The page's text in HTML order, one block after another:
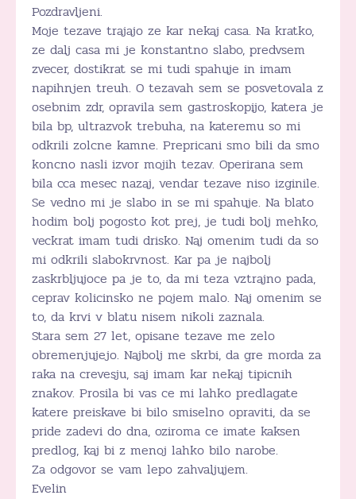
Pozdravljeni.
Moje tezave trajajo ze kar nekaj casa. Na kratko,
ze dalj casa mi je konstantno slabo, predvsem
zvecer, dostikrat se mi tudi spahuje in imam
napihnjen treuh. O tezavah sem se posvetovala z
osebnim zdr, opravila sem gastroskopijo, katera je
bila bp, ultrazvok trebuha, na kateremu so mi
odkrili zolcne kamne. Prepricani smo bili da smo
koncno nasli izvor mojih tezav. Operirana sem
bila cca mesec nazaj, vendar tezave niso izginile.
Se vedno mi je slabo in se mi spahuje. Na blato
hodim bolj pogosto kot prej, je tudi bolj mehko,
veckrat imam tudi drisko. Naj omenim tudi da so
mi odkrili slabokrvnost. Kar pa je najbolj
zaskrbljujoce pa je to, da mi teza vztrajno pada,
ceprav kolicinsko ne pojem malo. Naj omenim se
to, da krvi v blatu nisem nikoli zaznala.
Stara sem 27 let, opisane tezave me zelo
obremenjujejo. Najbolj me skrbi, da gre morda za
raka na crevesju, saj imam kar nekaj tipicnih
znakov. Prosila bi vas ce mi lahko predlagate
katere preiskave bi bilo smiselno opraviti, da se
pride zadevi do dna, oziroma ce imate kaksen
predlog, kaj bi z menoj lahko bilo narobe.
Za odgovor se vam lepo zahvaljujem.
Evelin